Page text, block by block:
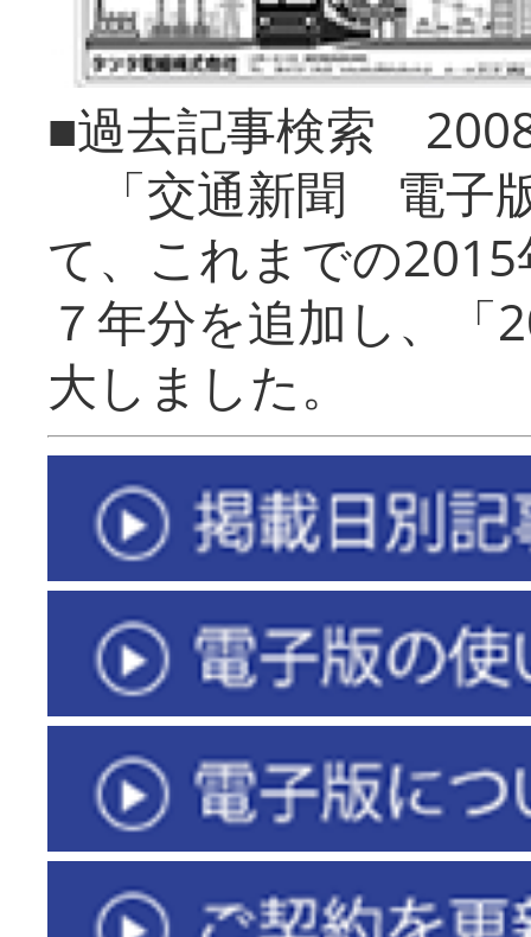
■過去記事検索
「交通新聞 電子
て、これまでの
７年分を追加し、「
大しまし